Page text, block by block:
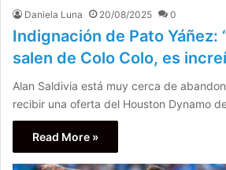
Daniela Luna 20/08/2025 0
Indignación de Pato Yáñez:
salen de Colo Colo, es
Alan Saldivia está muy cerca de
recibir una oferta del Houston Dynamo
Read More »